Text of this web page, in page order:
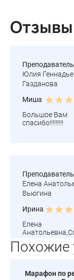
Юлия
Газданова
Миша
Большое Вам
спасибо!!!!!!!!!
Елена
Вьюгина
Ирина
Елена
Похожие
Марафон по